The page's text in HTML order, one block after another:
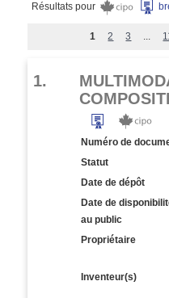
Résultats pour
1 2 3 ...
1.
Numéro de
Statut
Date de dépôt
Date de
au public
Propriétaire
Inventeur(s)